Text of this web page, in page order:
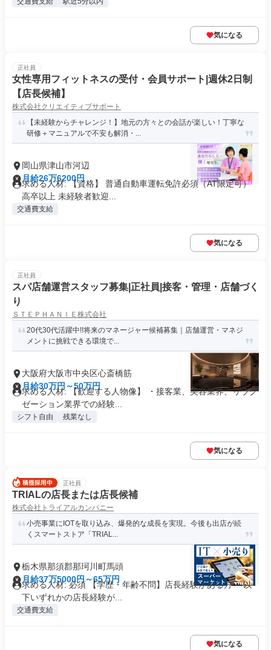
気になる
正社員
女性専用フィットネスの受付・会員サポート|週休2日制
【店長候補】
株式会社クリエイティブサポート
【未経験からチャレンジ！】地元の方々との会話が楽しい！丁寧な
研修＋マニュアルで不安も解消・...
岡山県津山市河辺
月給26万6200円
求める人材: 【資格】 普通自動車運転免許必須（AT限定可）
高卒以上 未経験者歓迎...
交通費支給
気になる
正社員
スパ店舗運営スタッフ募集|正社員|接客・管理・店舗づく
り
ＳＴＥＰＨＡＮＩＥ株式会社
20代30代活躍中!!将来のマネージャー候補募集｜店舗運営・マネジ
メントに挑戦できる環境で...
大阪府大阪市中央区心斎橋筋
月給30万円～50万円
求める人材: 【歓迎する人物像】 ・接客業、美容業界、リラク
ゼーション業界での経験...
シフト自由 残業なし
気になる
正社員
TRIALの店長または店長候補
株式会社トライアルカンパニー
小売事業にIOTを取り込み、爆発的な成長を実現。今後も出店が続
くスマートストア「TRIAL...
栃木県那須郡那珂川町馬頭
月給37万5000円～65万円
求める人材: 必須 【学歴・年齢不問】店長経験がある方 ～以
下いずれかの店長経験が...
交通費支給
気になる